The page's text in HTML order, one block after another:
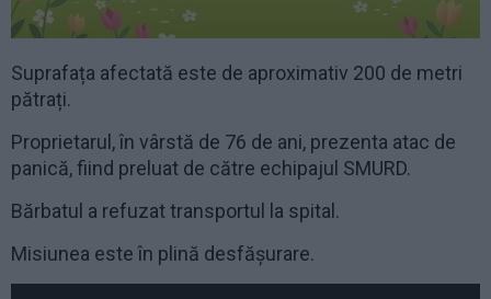
Suprafața afectată este de aproximativ 200 de metri
pătrați.
Proprietarul, în vârstă de 76 de ani, prezenta atac de
panică, fiind preluat de către echipajul SMURD.
Bărbatul a refuzat transportul la spital.
Misiunea este în plină desfășurare.